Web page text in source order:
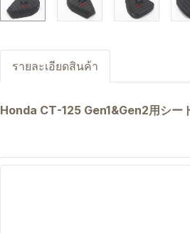
รายละเอียดสินค้า
Honda CT-125 Gen1&Gen2用シー